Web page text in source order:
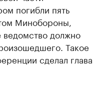
погибли пять
Минобороны,
должно
Такое
сделал глава